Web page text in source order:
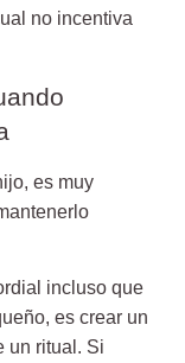
no incentiva
es muy
incluso que
es crear un
un ritual. Si